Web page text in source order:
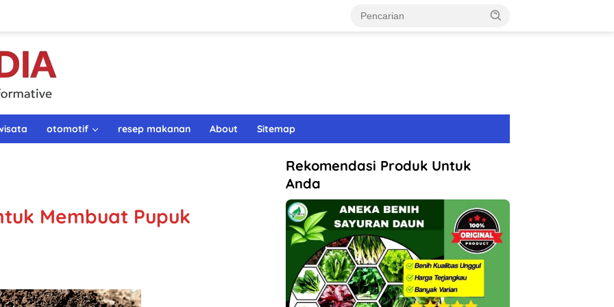
otomotif resep makanan About Sitemap
Membuat Pupuk
Rekomendasi Produk Untuk
Anda